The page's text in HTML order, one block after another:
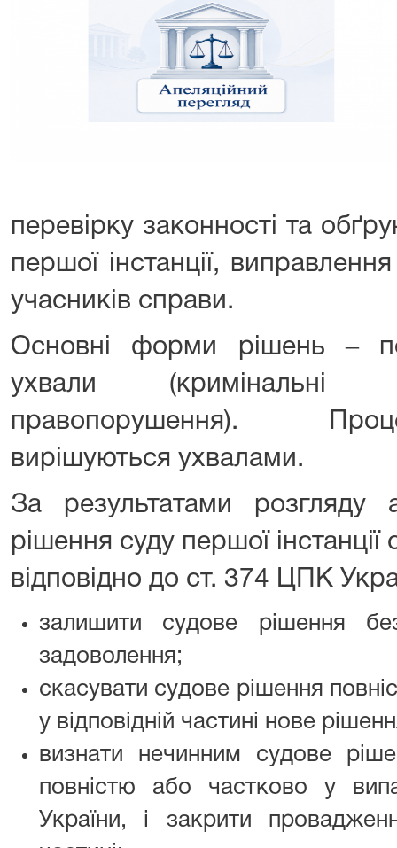
перевірку законності та
першої інстанції,
учасників справи.
Основні форми рішень ‒
ухвали (кримінальні
правопорушення).
вирішуються ухвалами.
За результатами розгляду
рішення суду першої інстанції
відповідно до ст. 374 ЦПК
залишити судове рішення
задоволення;
скасувати судове рішення
у відповідній частині нове
визнати нечинним судове
повністю або частково у
України, і закрити